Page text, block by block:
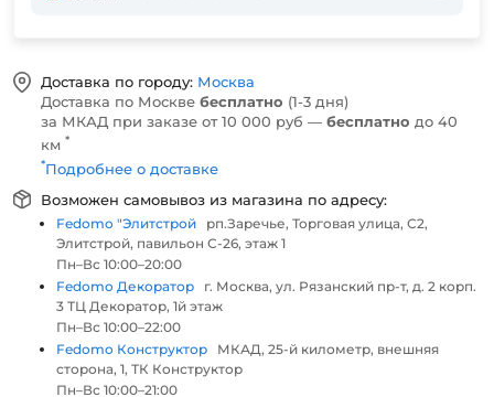
Доставка по городу: Москва
Доставка по Москве бесплатно (1-3 дня)
за МКАД при заказе от 10 000 руб — бесплатно до 40
км *
*Подробнее о доставке
Возможен самовывоз из магазина по адресу:
Fedomo "Элитстрой
рп.Заречье, Торговая улица, С2,
Элитстрой, павильон С-26, этаж 1
Пн–Вс 10:00–20:00
Fedomo Декоратор
г. Москва, ул. Рязанский пр-т, д. 2 корп.
3 ТЦ Декоратор, 1й этаж
Пн–Вс 10:00–22:00
Fedomo Конструктор
МКАД, 25-й километр, внешняя
сторона, 1, ТК Конструктор
Пн–Вс 10:00–21:00